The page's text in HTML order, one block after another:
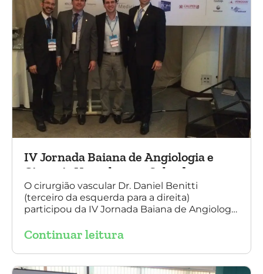
IV Jornada Baiana de Angiologia e
Cirurgia Vascular, em Salvador
O cirurgião vascular Dr. Daniel Benitti
(terceiro da esquerda para a direita)
participou da IV Jornada Baiana de Angiologia
29 de outubro. Na foto também está
SBACV (Sociedade Brasileira de Angiologia e
de Cirurgia Vascular) Bahia.
Continuar leitura